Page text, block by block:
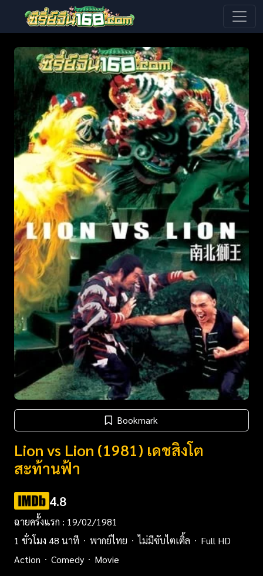
Bookmark
Lion vs Lion (1981) เดชสิงโต
สะท้านฟ้า
4.8
ฉายครั้งแรก : 19/02/1981
1 ชั่วโมง 48 นาที
พากย์ไทย ไม่มีซับไตเติ้ล
Full HD
Action
Comedy Movie